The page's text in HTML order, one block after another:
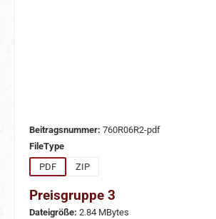
Beitragsnummer: 760R06R2-pdf
FileTypeauswählen
PDF
ZIP
Preisgruppe 3
Dateigröße: 2.84 MBytes